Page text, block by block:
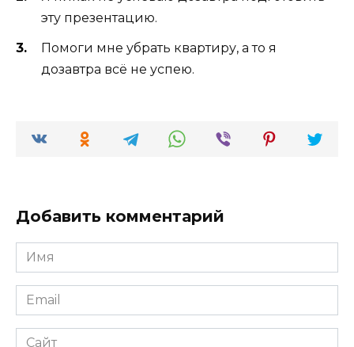
эту презентацию.
Помоги мне убрать квартиру, а то я
дозавтра всё не успею.
Добавить комментарий
Имя
*
Email
*
Сайт